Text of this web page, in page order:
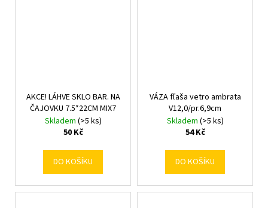
AKCE! LÁHVE SKLO BAR. NA
ČAJOVKU 7.5*22CM MIX7
Skladem (>5 ks)
50 Kč
DO KOŠÍKU
VÁZA fľaša vetro ambrata
V12,0/pr.6,9cm
Skladem (>5 ks)
54 Kč
DO KOŠÍKU